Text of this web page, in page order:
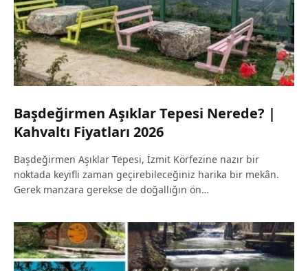
Başdeğirmen Aşıklar Tepesi Nerede? |
Kahvaltı Fiyatları 2026
Başdeğirmen Aşıklar Tepesi, İzmit Körfezine nazır bir
noktada keyifli zaman geçirebileceğiniz harika bir mekân.
Gerek manzara gerekse de doğallığın ön…